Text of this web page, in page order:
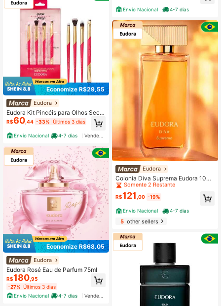
Economize R$29,55
Eudora
Eudora Kit Pincéis para Olhos Secre
t Pink Niina Secrets
R$60 ,44 -33% Últimos 3 dias
Envio Nacional 4-7 dias
Economize R$68,05
Eudora
Eudora Rosé Eau de Parfum 75ml
R$180 ,95
-27% Últimos 3 dias
Envio Nacional
4-7 dias
Envio Nacional 4-7 dias
Eudora
Colonia Diva Suprema Eudora 100
ML
Baixa taxa de devolução
Somente 2 Restante
Baixa taxa de devolução
Somente 2 Restante
Baixa taxa de devolução
Somente 2 Restante
Somente 2 Restante
R$121 ,00 -19%
Envio Nacional 4-7 dias
5other sellers